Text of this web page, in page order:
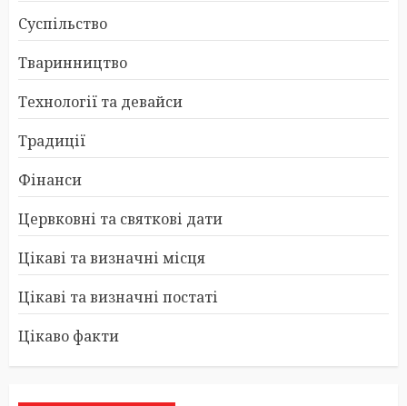
Суспільство
Тваринництво
Технології та девайси
Традиції
Фінанси
Цервковні та святкові дати
Цікаві та визначні місця
Цікаві та визначні постаті
Цікаво факти